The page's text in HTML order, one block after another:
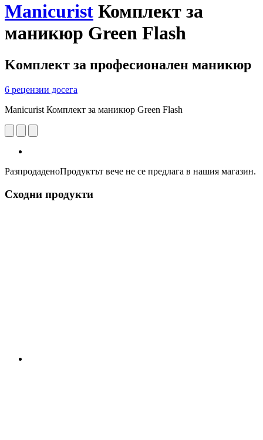
Manicurist Комплект за
маникюр Green Flash
Kомплект за професионален маникюр
6 рецензии досега
Manicurist Комплект за маникюр Green Flash
РазпродаденоПродуктът вече не се предлага в нашия магазин.
Сходни продукти